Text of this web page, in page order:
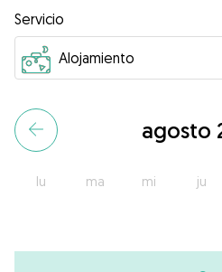
Servicio
agosto
lu ma mi ju